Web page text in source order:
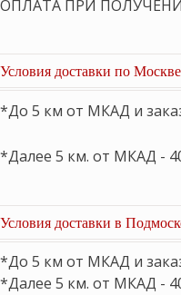
ОПЛАТА ПРИ
Условия доставки по
*До 5 км от МКАД и
*Далее 5 км. от МКАД -
Условия доставки в
*До 5 км от МКАД и
*Далее 5 км. от МКАД -